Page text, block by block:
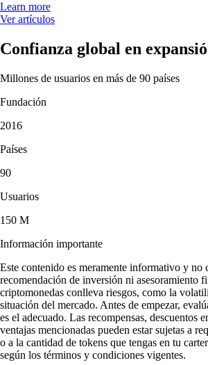
Learn more
Ver artículos
Confianza global en
Millones de usuarios en más de 90 países
Fundación
2016
Países
90
Usuarios
150 M
Información importante
Este contenido es meramente informativo y no
recomendación de inversión ni asesoramiento
criptomonedas conlleva riesgos, como la
situación del mercado. Antes de empezar,
es el adecuado. Las recompensas, descuentos
ventajas mencionadas pueden estar sujetas a
o a la cantidad de tokens que tengas en tu
según los términos y condiciones vigentes.